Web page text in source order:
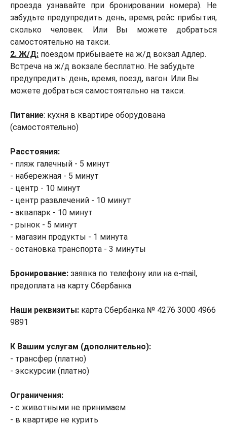
проезда узнавайте при бронировании номера). Не
забудьте предупредить: день, время, рейс прибытия,
сколько человек. Или Вы можете добраться
самостоятельно на такси.
2. Ж/Д: поездом прибываете на ж/д вокзал Адлер.
Встреча на ж/д вокзале бесплатно. Не забудьте
предупредить: день, время, поезд, вагон. Или Вы
можете добраться самостоятельно на такси.
Питание: кухня в квартире оборудована
(самостоятельно)
Расстояния:
- пляж галечный - 5 минут
- набережная - 5 минут
- центр - 10 минут
- центр развлечений - 10 минут
- аквапарк - 10 минут
- рынок - 5 минут
- магазин продукты - 1 минута
- остановка транспорта - 3 минуты
Бронирование: заявка по телефону или на e-mail,
предоплата на карту Сбербанка
Наши реквизиты: карта Сбербанка № 4276 3000 4966
9891
К Вашим услугам (дополнительно):
- трансфер (платно)
- экскурсии (платно)
Ограничения:
- с животными не принимаем
- в квартире не курить